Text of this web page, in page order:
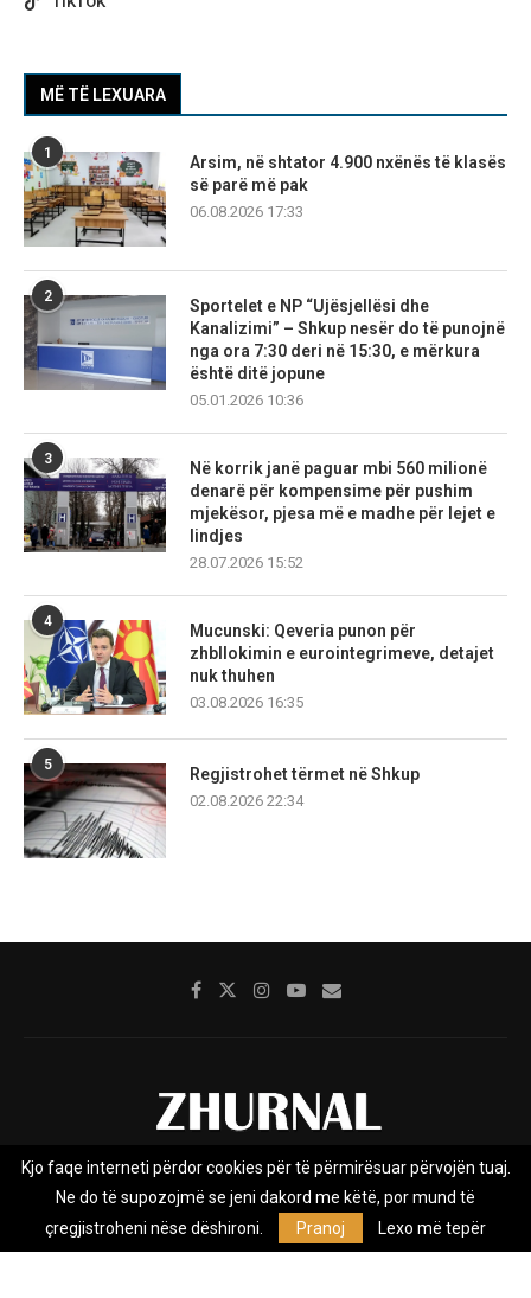
MË TË LEXUARA
1
Arsim, në shtator 4.900 nxënës të klasës
së parë më pak
06.08.2026 17:33
2
Sportelet e NP “Ujësjellësi dhe
Kanalizimi” – Shkup nesër do të punojnë
nga ora 7:30 deri në 15:30, e mërkura
është ditë jopune
05.01.2026 10:36
3
Në korrik janë paguar mbi 560 milionë
denarë për kompensime për pushim
mjekësor, pjesa më e madhe për lejet e
lindjes
28.07.2026 15:52
4
Mucunski: Qeveria punon për
zhbllokimin e eurointegrimeve, detajet
nuk thuhen
03.08.2026 16:35
5
Regjistrohet tërmet në Shkup
02.08.2026 22:34
Rreth nesh Impresumi Marketing
Privacy Policy
Zhurnal.mk është Agjenci e Lajmeve e pavarur, e themeluar në vitin
Kjo faqe interneti përdor cookies për të përmirësuar përvojën tuaj.
Ne do të supozojmë se jeni dakord me këtë, por mund të
çregjistroheni nëse dëshironi.
Pranoj Lexo më tepër